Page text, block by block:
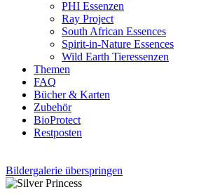
PHI Essenzen
Ray Project
South African Essences
Spirit-in-Nature Essences
Wild Earth Tieressenzen
Themen
FAQ
Bücher & Karten
Zubehör
BioProtect
Restposten
Bildergalerie überspringen